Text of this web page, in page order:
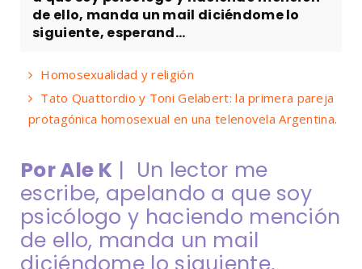
de ello, manda un mail diciéndome lo
siguiente, esperand...
Homosexualidad y religión
Tato Quattordio y Toni Gelabert: la primera pareja
protagónica homosexual en una telenovela Argentina.
Por Ale K | Un lector me
escribe, apelando a que soy
psicólogo y haciendo mención
de ello, manda un mail